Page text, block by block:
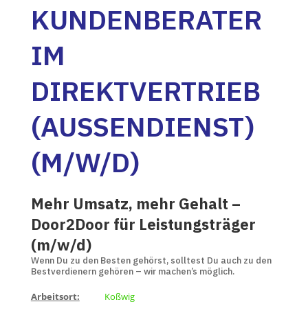
KUNDENBERATER
IM
DIREKTVERTRIEB
(AUSSENDIENST) (
M/W/D)
Mehr Umsatz, mehr Gehalt –
Door2Door für Leistungsträger
(m/w/d)
Wenn Du zu den Besten gehörst, solltest Du auch zu den
Bestverdienern gehören – wir machen’s möglich.
Arbeitsort: Koßwig